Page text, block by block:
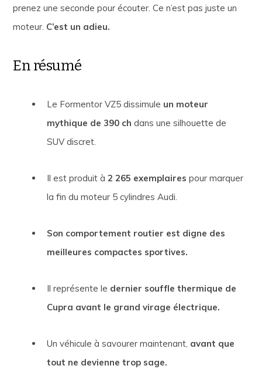
prenez une seconde pour écouter. Ce n’est pas juste un
moteur. C’est un adieu.
En résumé
Le Formentor VZ5 dissimule un moteur
mythique de 390 ch dans une silhouette de
SUV discret.
Il est produit à 2 265 exemplaires pour marquer
la fin du moteur 5 cylindres Audi.
Son comportement routier est digne des
meilleures compactes sportives.
Il représente le dernier souffle thermique de
Cupra avant le grand virage électrique.
Un véhicule à savourer maintenant, avant que
tout ne devienne trop sage.